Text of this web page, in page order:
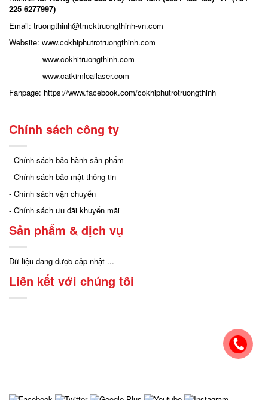
225 6277997)
Email: truongthinh@tmcktruongthinh-vn.com
Website: www.cokhiphutrotruongthinh.com
www.cokhitruongthinh.com
www.catkimloailaser.com
Fanpage: https://www.facebook.com/cokhiphutrotruongthinh
Chính sách công ty
- Chính sách bảo hành sản phẩm
- Chính sách bảo mật thông tin
- Chính sách vận chuyển
- Chính sách ưu đãi khuyến mãi
Sản phẩm & dịch vụ
Dữ liệu đang được cập nhật ...
Liên kết với chúng tôi